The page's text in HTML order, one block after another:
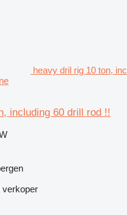
heavy dril rig 10 ton,
including 60 drill rod !!
verkoper